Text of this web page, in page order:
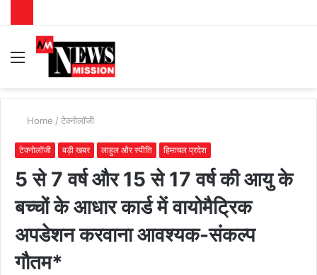
Menu
Home / टेक्नोलॉजी
टेक्नोलॉजी बड़ी खबर लाहुल और स्पीति हिमाचल प्रदेश
5 से 7 वर्ष और 15 से 17 वर्ष की आयु के
बच्चों के आधार कार्ड में वायोमैट्रिक
अपडेशन करवाना आवश्यक-संकल्प
गौतम*